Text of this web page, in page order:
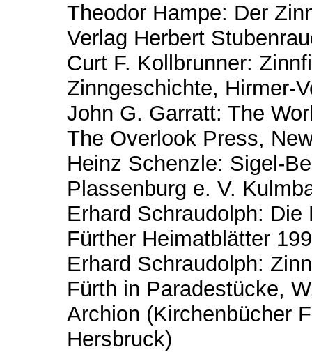
Theodor Hampe: Der
Verlag Herbert
Curt F. Kollbrunner:
Zinngeschichte, Hirmer-
John G. Garratt: The
The Overlook Press,
Heinz Schenzle: Sigel-
Plassenburg e. V.
Erhard Schraudolph:
Fürther Heimatblätter
Erhard Schraudolph:
Fürth in Paradestücke,
Archion (Kirchenbücher
Hersbruck)